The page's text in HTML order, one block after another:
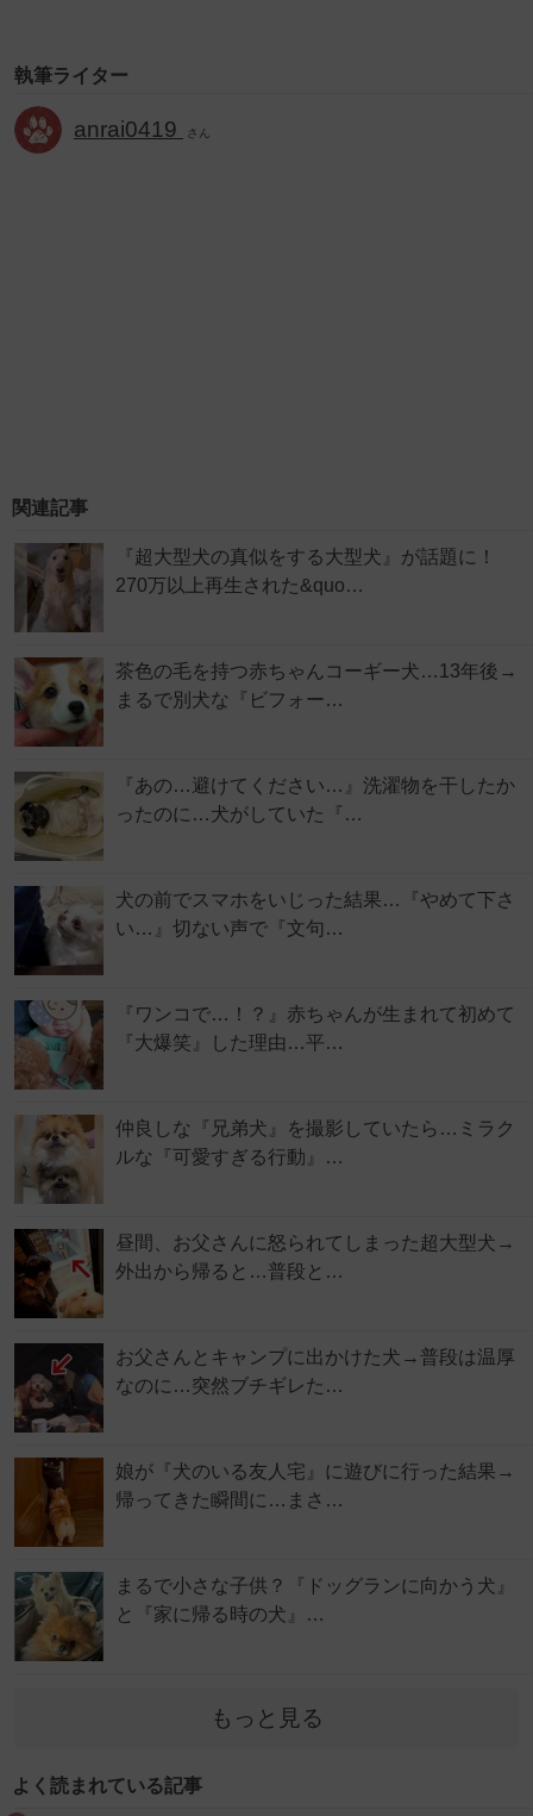
執筆ライター
anrai0419 さん
関連記事
『超大型犬の真似をする大型犬』が話題に！
270万以上再生された&quo…
茶色の毛を持つ赤ちゃんコーギー犬…13年後→
まるで別犬な『ビフォー…
『あの…避けてください…』洗濯物を干したか
ったのに…犬がしていた『…
犬の前でスマホをいじった結果…『やめて下さ
い…』切ない声で『文句…
『ワンコで…！？』赤ちゃんが生まれて初めて
『大爆笑』した理由…平…
仲良しな『兄弟犬』を撮影していたら…ミラク
ルな『可愛すぎる行動』…
昼間、お父さんに怒られてしまった超大型犬→
外出から帰ると…普段と…
お父さんとキャンプに出かけた犬→普段は温厚
なのに…突然ブチギレた…
娘が『犬のいる友人宅』に遊びに行った結果→
帰ってきた瞬間に…まさ…
まるで小さな子供？『ドッグランに向かう犬』
と『家に帰る時の犬』…
もっと見る
よく読まれている記事